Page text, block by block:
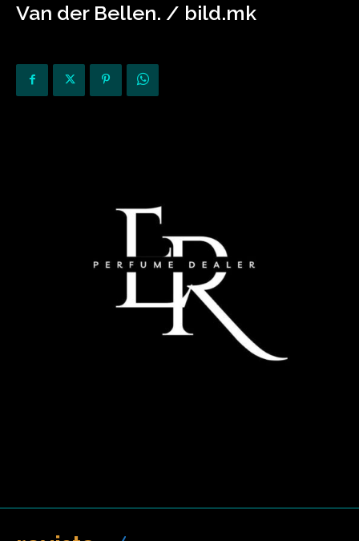
Van der Bellen. / bild.mk